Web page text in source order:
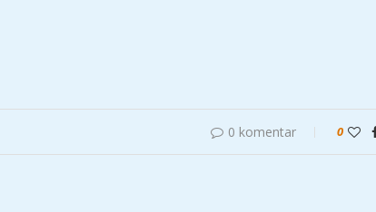
0 komentar 0